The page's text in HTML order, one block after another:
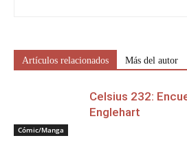
Artículos relacionados Más del autor
Cómic/Manga
Celsius 232:
Englehart